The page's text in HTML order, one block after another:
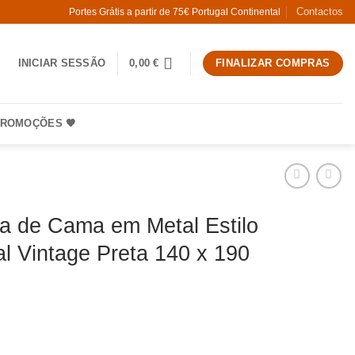
Portes Grátis a partir de 75€ Portugal Continental Contactos
INICIAR SESSÃO 0,00€ FINALIZAR COMPRAS
🧡
de Cama em Metal Estilo
Vintage Preta 140 x 190